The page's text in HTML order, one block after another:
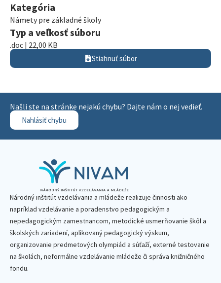
Kategória
Námety pre základné školy
Typ a veľkosť súboru
.doc | 22,00 KB
Stiahnuť súbor
Našli ste na stránke nejakú chybu? Dajte nám o nej vedieť.
Nahlásiť chybu
Národný inštitút vzdelávania a mládeže realizuje činnosti ako
napríklad vzdelávanie a poradenstvo pedagogickým a
nepedagogickým zamestnancom, metodické usmerňovanie škôl a
školských zariadení, aplikovaný pedagogický výskum,
organizovanie predmetových olympiád a súťaží, externé testovanie
na školách, neformálne vzdelávanie mládeže či správa knižničného
fondu.